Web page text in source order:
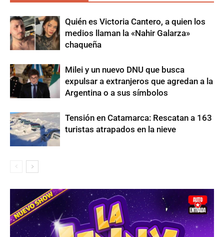
Quién es Victoria Cantero, a quien los
medios llaman la «Nahir Galarza»
chaqueña
Milei y un nuevo DNU que busca
expulsar a extranjeros que agredan a la
Argentina o a sus símbolos
Tensión en Catamarca: Rescatan a 163
turistas atrapados en la nieve